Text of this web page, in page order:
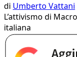
di Umberto Vattani
L’attivismo di
italiana